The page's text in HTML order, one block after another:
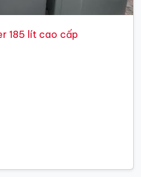
185 lít cao cấp